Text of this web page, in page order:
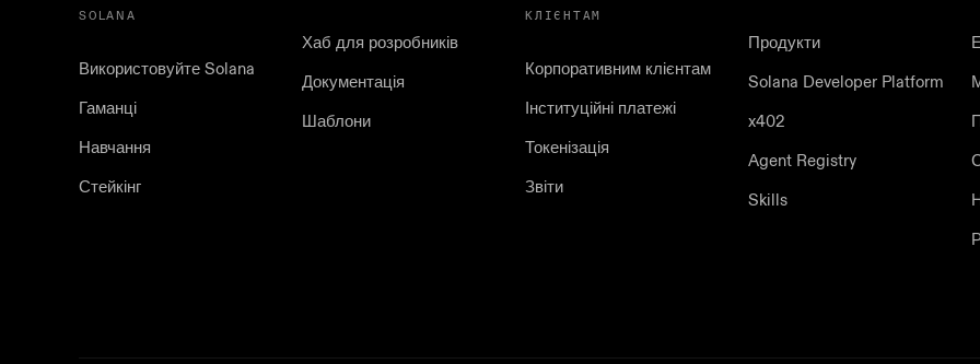
SOLANA
Використовуйте Solana
Гаманці
Навчання
Стейкінг
Хаб для розробників
Документація
Шаблони
КЛІЄНТАМ
Корпоративним клієнтам
Інституційні платежі
Токенізація
Звіти
Продукти
Solana Developer Platform
x402
Agent Registry
Skills